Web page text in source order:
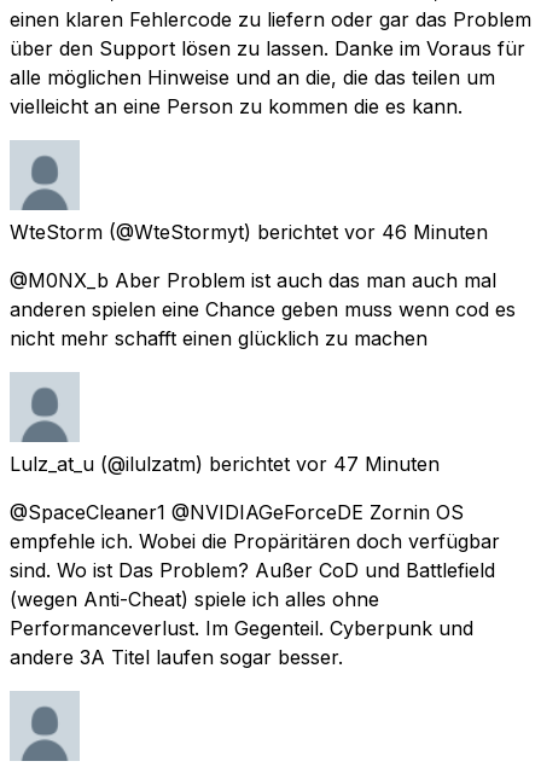
einen klaren Fehlercode zu liefern oder gar das Problem
über den Support lösen zu lassen. Danke im Voraus für
alle möglichen Hinweise und an die, die das teilen um
vielleicht an eine Person zu kommen die es kann.
WteStorm (@WteStormyt) berichtet vor 46 Minuten
@M0NX_b Aber Problem ist auch das man auch mal
anderen spielen eine Chance geben muss wenn cod es
nicht mehr schafft einen glücklich zu machen
Lulz_at_u (@ilulzatm) berichtet vor 47 Minuten
@SpaceCleaner1 @NVIDIAGeForceDE Zornin OS
empfehle ich. Wobei die Propäritären doch verfügbar
sind. Wo ist Das Problem? Außer CoD und Battlefield
(wegen Anti-Cheat) spiele ich alles ohne
Performanceverlust. Im Gegenteil. Cyberpunk und
andere 3A Titel laufen sogar besser.